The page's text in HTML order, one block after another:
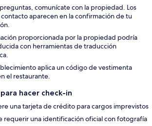
comunícate con la propiedad. Los
aparecen en la confirmación de tu
proporcionada por la propiedad podría
con herramientas de traducción
aplica un código de vestimenta
el restaurante.
hacer check-in
una tarjeta de crédito para cargos imprevistos
requerir una identificación oficial con fotografía